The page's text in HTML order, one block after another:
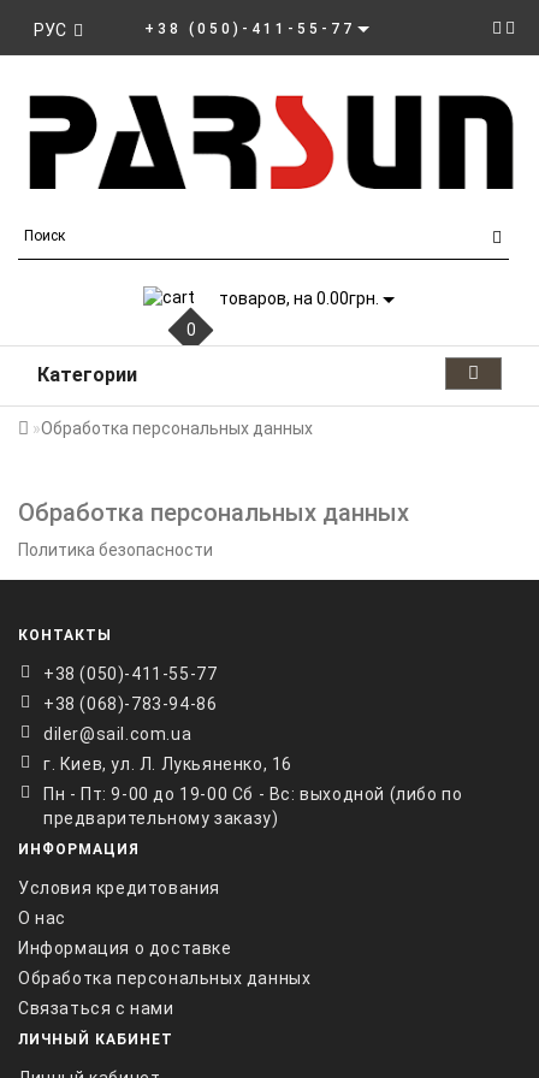
РУС +38 (050)-411-55-77
0
товаров, на 0.00грн.
Категории
Обработка персональных данных
Обработка персональных данных
Политика безопасности
КОНТАКТЫ
+38 ‎(050)-411-55-77
+38 (068)-783-94-86
diler@sail.com.ua
г. Киев, ул. Л. Лукьяненко, 16
Пн - Пт: 9-00 до 19-00 Сб - Вс: выходной (либо по
предварительному заказу)
ИНФОРМАЦИЯ
Условия кредитования
О нас
Информация о доставке
Обработка персональных данных
Связаться с нами
ЛИЧНЫЙ КАБИНЕТ